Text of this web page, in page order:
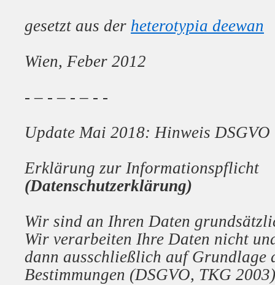
gesetzt aus der heterotypia deewan
Wien, Feber 2012
- – - – - – - -
Update Mai 2018: Hinweis DSGVO
Erklärung zur Informationspflicht
(Datenschutzerklärung)
Wir sind an Ihren Daten
Wir verarbeiten Ihre Daten nicht
dann ausschließlich auf Grundlage
Bestimmungen (DSGVO, TKG